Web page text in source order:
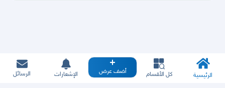
الرئيسية كل الأقسام أضف عرض الإشعارات الرسائل